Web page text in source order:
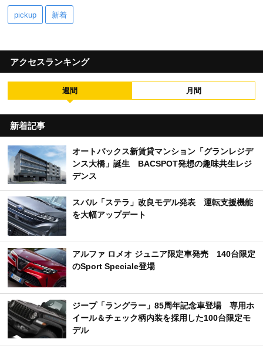
pickup 新着
アクセスランキング
週間 月間
新着記事
オートバックス新賃貸マンション「グランレジデ
ンス大橋」誕生 BACSPOT発想の趣味共生レジ
デンス
スバル「ステラ」改良モデル発表 運転支援機能
を大幅アップデート
アルファ ロメオ ジュニア限定車発売 140台限定
のSport Speciale登場
ジープ「ラングラー」85周年記念車登場 専用ホ
イール＆チェック柄内装を採用した100台限定モ
デル